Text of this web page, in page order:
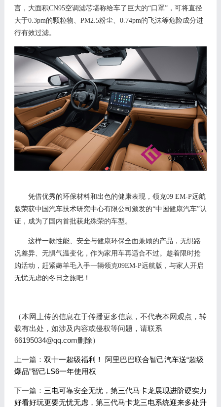
言，大面积CN95空调滤芯堪称给车了巨大的“口罩”，可将直径
大于0.3pm的颗粒物、PM2.5粉尘、0.74pm的飞沫等危险成分进
行有效过滤。
凭借优秀的环保材料和出色的健康表现， 领克09 EM-P远航
版荣获中国汽车技术研究中心有限公司颁发的“中国健康汽车”认
证，成为了国内首批获此殊荣的车型。
这样一款性能、安全与健康环保全面兼顾的产品，无惧路
况差异、无惧气温变化，作为家用车再适合不过。趁着限时抢
购活动，赶紧薅羊毛入手一辆领克09EM-P远航版，与家人开启
无忧无虑的冬日之旅吧！
（本网上传的信息在于传播更多信息，不代表本网观点，转
载有出处，如涉及内容或侵权等问题，请联系
66195034@qq.com删除）
上一篇： 双十一超级福利！ 阿里巴巴联合智己汽车送“超级
爆品”智己LS6一年使用权
下一篇： 三电可靠安全无忧，第三代马卡龙展现进阶硬实力
好看好玩更要无忧无虑，第三代马卡龙三电系统迎来多处升